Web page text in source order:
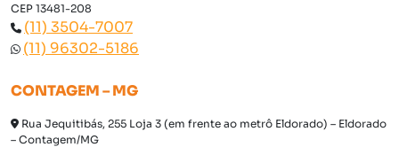
CEP 13481-208
(11) 3504-7007
(11) 96302-5186
CONTAGEM – MG
Rua Jequitibás, 255 Loja 3 (em frente ao metrô Eldorado) – Eldorado
– Contagem/MG